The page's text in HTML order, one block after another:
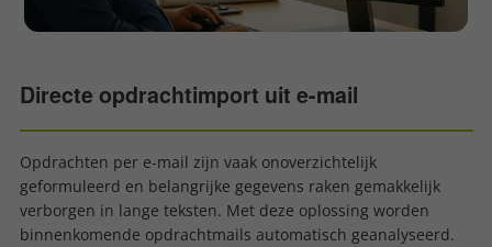
Directe opdrachtimport uit e-mail
Opdrachten per e-mail zijn vaak onoverzichtelijk
geformuleerd en belangrijke gegevens raken gemakkelijk
verborgen in lange teksten. Met deze oplossing worden
binnenkomende opdrachtmails automatisch geanalyseerd.